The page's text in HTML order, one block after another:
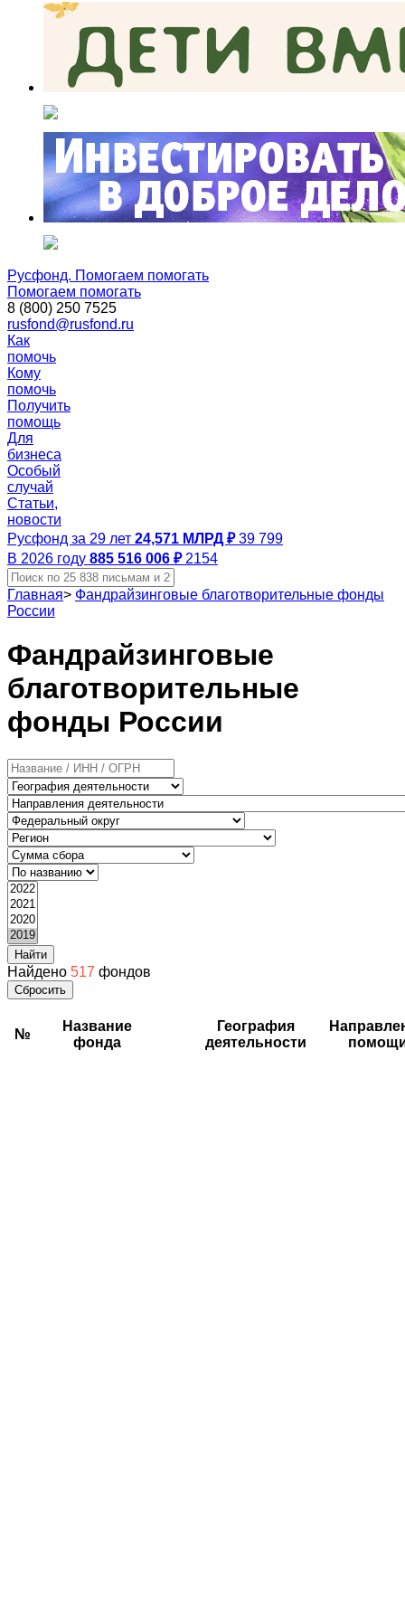
Русфонд. Помогаем помогать
Помогаем помогать
8 (800) 250 7525
rusfond@rusfond.ru
Как
помочь
Кому
помочь
Получить
помощь
Для
бизнеса
Особый
случай
Статьи,
новости
Русфонд за 29 лет 24,571 МЛРД ₽ 39 799
В 2026 году 885 516 006 ₽ 2154
Главная> Фандрайзинговые благотворительные фонды
России
Фандрайзинговые
благотворительные
фонды России
Найти
Найдено 517 фондов
Сбросить
№
Название
фонда
География
деятельности